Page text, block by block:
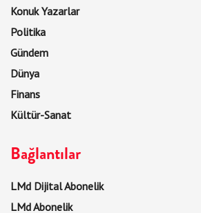
Konuk Yazarlar
Politika
Gündem
Dünya
Finans
Kültür-Sanat
Bağlantılar
LMd Dijital Abonelik
LMd Abonelik